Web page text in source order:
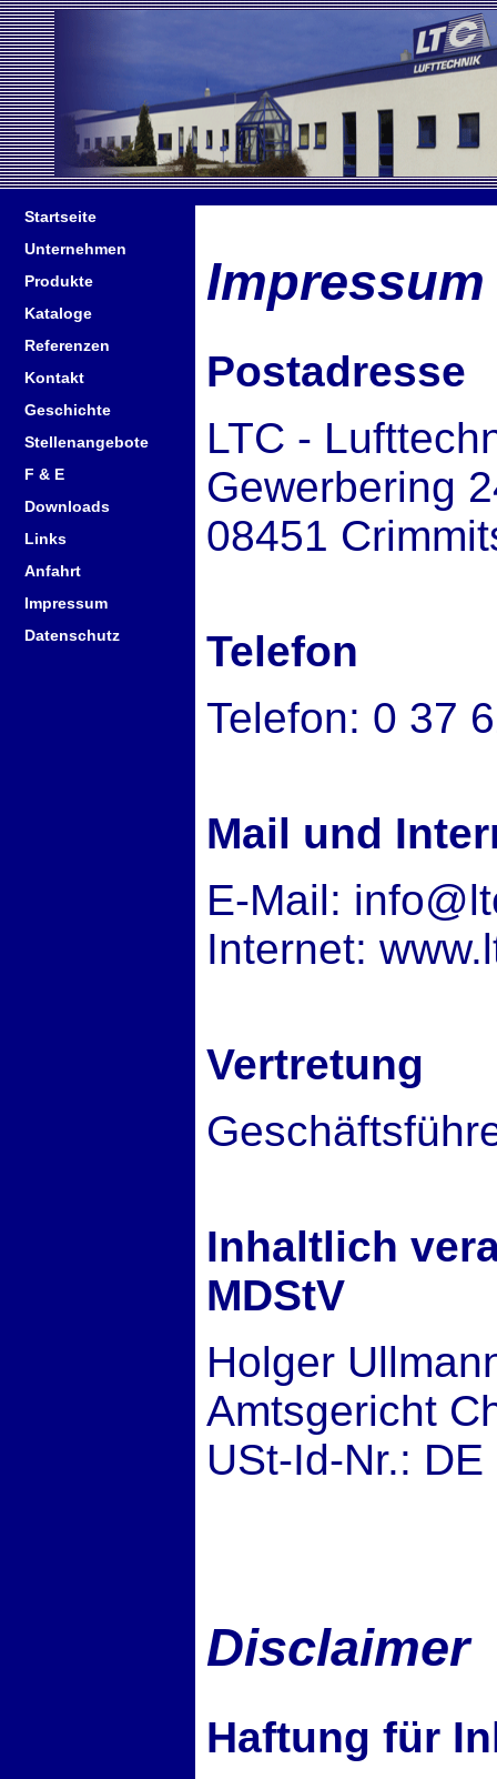
Startseite
Unternehmen
Produkte
Kataloge
Referenzen
Kontakt
Geschichte
Stellenangebote
F & E
Downloads
Links
Anfahrt
Impressum
Datenschutz
Impressum
Postadresse
LTC -
Gewerbering
08451
Telefon
Telefon: 0 37
Mail und
E-Mail:
Internet:
Vertretung
Inhaltlich
MDStV
Holger
Amtsgericht
USt-Id-Nr.:
Disclaimer
Haftung für